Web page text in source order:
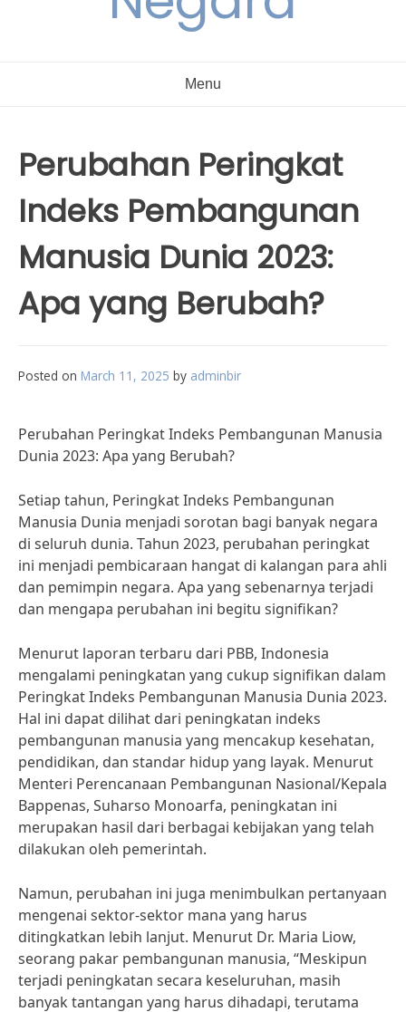
Menu
Perubahan Peringkat
Indeks Pembangunan
Manusia Dunia 2023:
Apa yang Berubah?
Posted on March 11, 2025 by adminbir
Perubahan Peringkat Indeks Pembangunan Manusia
Dunia 2023: Apa yang Berubah?
Setiap tahun, Peringkat Indeks Pembangunan
Manusia Dunia menjadi sorotan bagi banyak negara
di seluruh dunia. Tahun 2023, perubahan peringkat
ini menjadi pembicaraan hangat di kalangan para ahli
dan pemimpin negara. Apa yang sebenarnya terjadi
dan mengapa perubahan ini begitu signifikan?
Menurut laporan terbaru dari PBB, Indonesia
mengalami peningkatan yang cukup signifikan dalam
Peringkat Indeks Pembangunan Manusia Dunia 2023.
Hal ini dapat dilihat dari peningkatan indeks
pembangunan manusia yang mencakup kesehatan,
pendidikan, dan standar hidup yang layak. Menurut
Menteri Perencanaan Pembangunan Nasional/Kepala
Bappenas, Suharso Monoarfa, peningkatan ini
merupakan hasil dari berbagai kebijakan yang telah
dilakukan oleh pemerintah.
Namun, perubahan ini juga menimbulkan pertanyaan
mengenai sektor-sektor mana yang harus
ditingkatkan lebih lanjut. Menurut Dr. Maria Liow,
seorang pakar pembangunan manusia, “Meskipun
terjadi peningkatan secara keseluruhan, masih
banyak tantangan yang harus dihadapi, terutama